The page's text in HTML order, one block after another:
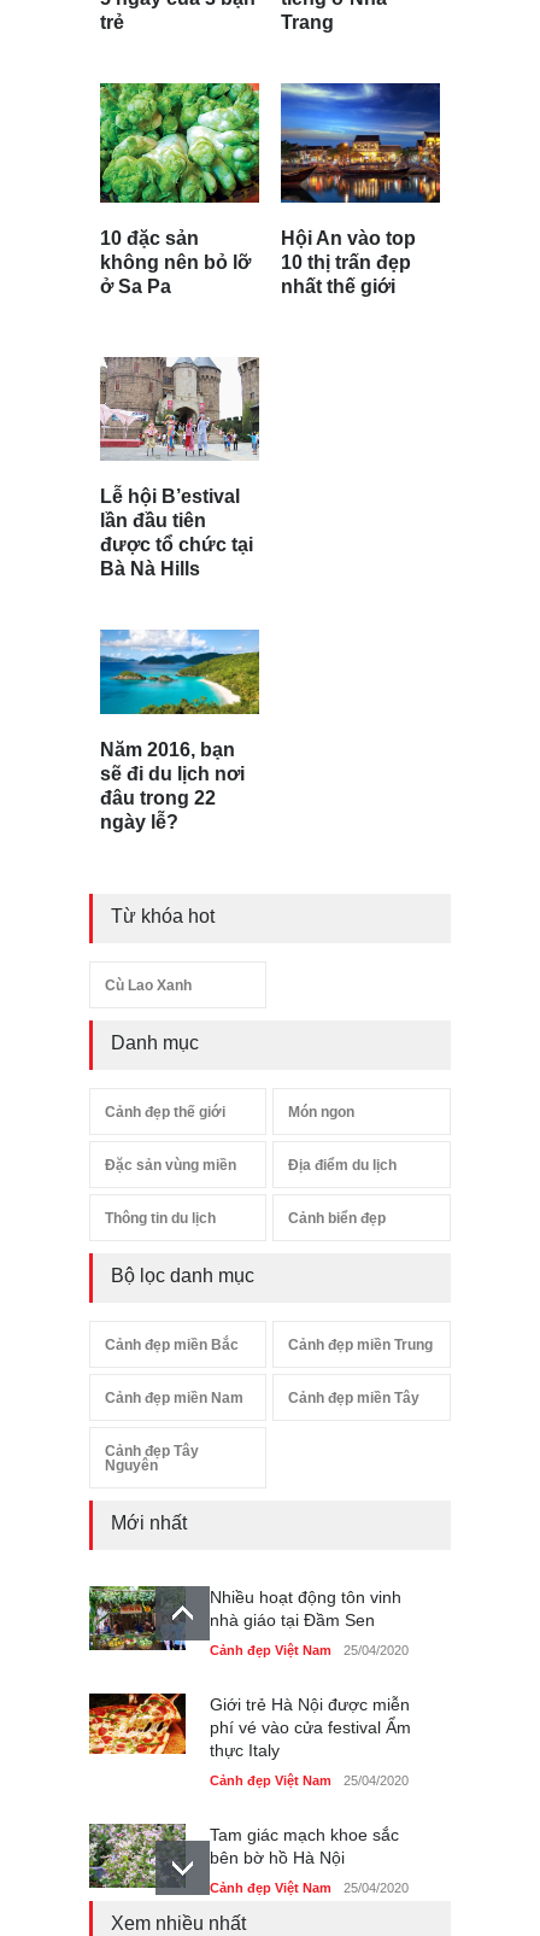
trẻ
10 đặc sản
không nên bỏ lỡ
ở Sa Pa
Trang
Hội An vào top
10 thị trấn đẹp
nhất thế giới
Lễ hội B’estival
lần đầu tiên
được tổ chức tại
Bà Nà Hills
Năm 2016, bạn
sẽ đi du lịch nơi
đâu trong 22
ngày lễ?
Từ khóa hot
Cù Lao Xanh
Danh mục
Cảnh đẹp thế giới Món ngon
Đặc sản vùng miền Địa điểm du lịch
Thông tin du lịch Cảnh biển đẹp
Bộ lọc danh mục
Cảnh đẹp miền Bắc Cảnh đẹp miền Trung
Cảnh đẹp miền Nam Cảnh đẹp miền Tây
Cảnh đẹp Tây
Nguyên
Mới nhất
Nhiều hoạt động tôn vinh
nhà giáo tại Đầm Sen
Cảnh đẹp Việt Nam 25/04/2020
Giới trẻ Hà Nội được miễn
phí vé vào cửa festival Ẩm
thực Italy
Cảnh đẹp Việt Nam 25/04/2020
Tam giác mạch khoe sắc
bên bờ hồ Hà Nội
Cảnh đẹp Việt Nam 25/04/2020
Xem nhiều nhất